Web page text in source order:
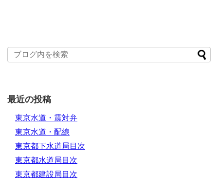
最近の投稿
東京水道・震対弁
東京水道・配線
東京都下水道局目次
東京都水道局目次
東京都建設局目次